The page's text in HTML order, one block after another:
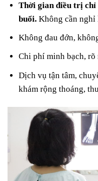
Thời gian điều trị chỉ
buổi. Không cần nghỉ
Không đau đớn,
Chi phí minh bạch,
Dịch vụ tận tâm,
khám rộng thoáng,